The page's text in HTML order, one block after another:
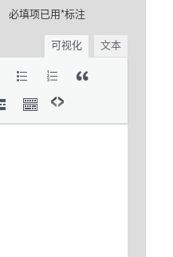
必填项已用*标注
可视化 文本